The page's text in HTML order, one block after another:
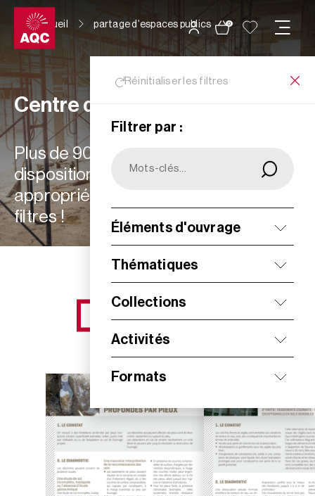
Panneau de gestion des cookies
0
Accueil partage d'espaces publics
Réinitialiser les filtres
Filtrer par :
Éléments d'ouvrage
Thématiques
Collections
Activités
Formats
Centre de ressources
Plus de 900 ressources à votre
disposition : choisissez les plus
appropriées à vos besoins grâce aux
filtres !
NOS NOUVEAUTÉS